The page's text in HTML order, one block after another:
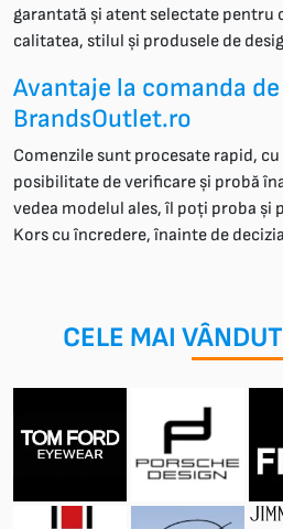
garantată și atent selectate pentru
calitatea, stilul și produsele de
Avantaje la comanda
BrandsOutlet.ro
Comenzile sunt procesate rapid,
posibilitate de verificare și probă
vedea modelul ales, îl poți proba și
Kors cu încredere, înainte de
CELE MAI